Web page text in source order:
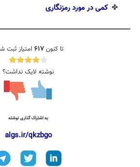
✤کمی در مورد رمزنگاری
تا کنون۶۱۷امتیاز ثبت شده
نوشته لایک نداشت؟
به اشتراک گذاری نوشته
algs.ir/qkzbgo